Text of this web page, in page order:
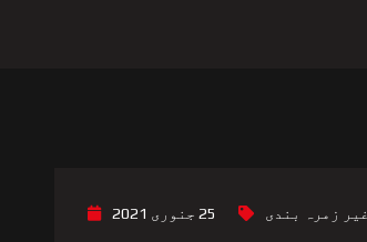
25 جنوری 2021 غیر زمرہ بندی